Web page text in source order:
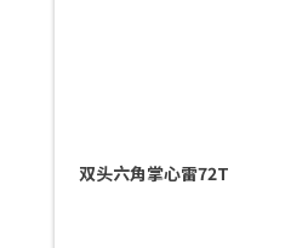
双头六角掌心雷72T